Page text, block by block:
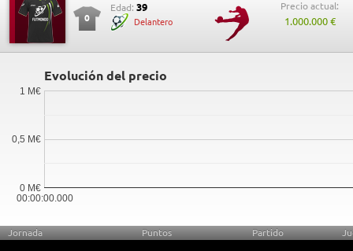
0
Edad: 39
Delantero
Precio actual:
1.000.000 €
Evolución del precio
00:00:00.000
0 M€
0,5 M€
1 M€
Jornada Puntos Partido